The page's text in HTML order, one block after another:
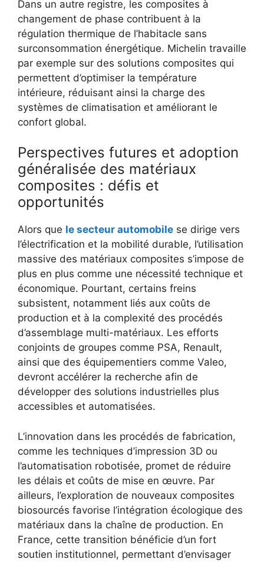
Dans un autre registre, les composites à
changement de phase contribuent à la
régulation thermique de l’habitacle sans
surconsommation énergétique. Michelin travaille
par exemple sur des solutions composites qui
permettent d’optimiser la température
intérieure, réduisant ainsi la charge des
systèmes de climatisation et améliorant le
confort global.
Perspectives futures et adoption
généralisée des matériaux
composites : défis et
opportunités
Alors que le secteur automobile se dirige vers
l’électrification et la mobilité durable, l’utilisation
massive des matériaux composites s’impose de
plus en plus comme une nécessité technique et
économique. Pourtant, certains freins
subsistent, notamment liés aux coûts de
production et à la complexité des procédés
d’assemblage multi-matériaux. Les efforts
conjoints de groupes comme PSA, Renault,
ainsi que des équipementiers comme Valeo,
devront accélérer la recherche afin de
développer des solutions industrielles plus
accessibles et automatisées.
L’innovation dans les procédés de fabrication,
comme les techniques d’impression 3D ou
l’automatisation robotisée, promet de réduire
les délais et coûts de mise en œuvre. Par
ailleurs, l’exploration de nouveaux composites
biosourcés favorise l’intégration écologique des
matériaux dans la chaîne de production. En
France, cette transition bénéficie d’un fort
soutien institutionnel, permettant d’envisager